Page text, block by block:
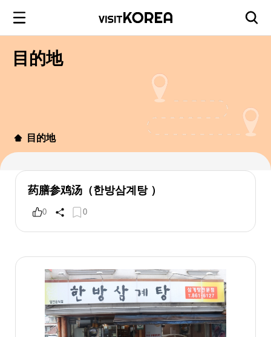
目的地
目的地
药膳参鸡汤（한방삼계탕 ）
0 0